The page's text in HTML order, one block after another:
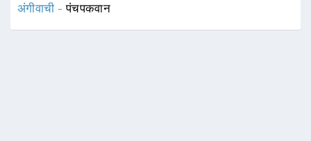
अंगीवाची -पंचपकवान